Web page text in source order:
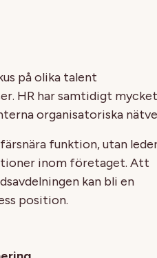
på olika talent
HR har samtidigt mycket
organisatoriska
funktion, utan
inom företaget. Att
kan bli en
position.